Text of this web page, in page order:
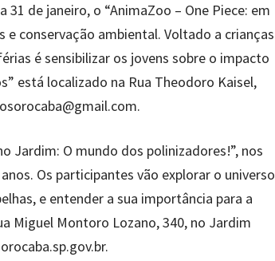
de janeiro, o “AnimaZoo – One Piece: em
e conservação ambiental. Voltado a crianças
é sensibilizar os jovens sobre o impacto
está localizado na Rua Theodoro Kaisel,
Jardim: O mundo dos polinizadores!”, nos
Os participantes vão explorar o universo
e entender a sua importância para a
Miguel Montoro Lozano, 340, no Jardim